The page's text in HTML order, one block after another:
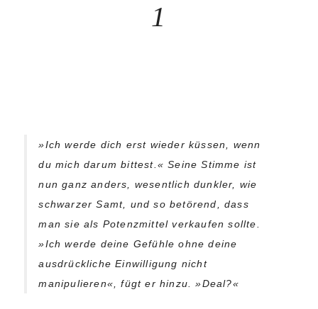
1
»Ich werde dich erst wieder küssen, wenn
du mich darum bittest.« Seine Stimme ist
nun ganz anders, wesentlich dunkler, wie
schwarzer Samt, und so betörend, dass
man sie als Potenzmittel verkaufen sollte.
»Ich werde deine Gefühle ohne deine
ausdrückliche Einwilligung nicht
manipulieren«, fügt er hinzu. »Deal?«